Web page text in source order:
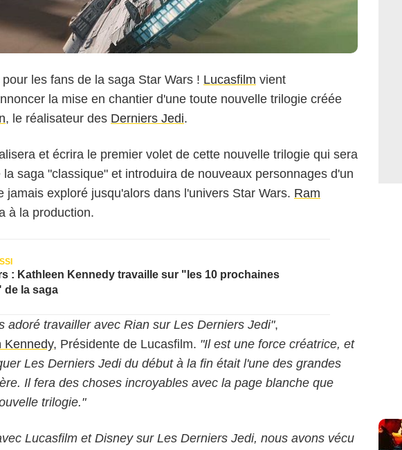
les fans de la saga Star Wars ! Lucasfilm vient
la mise en chantier d'une toute nouvelle trilogie créée
, le réalisateur des Derniers Jedi.
et écrira le premier volet de cette nouvelle trilogie qui sera
saga "classique" et introduira de nouveaux personnages d'un
jamais exploré jusqu'alors dans l'univers Star Wars. Ram
à la production.
: Kathleen Kennedy travaille sur "les 10 prochaines
de la saga
adoré travailler avec Rian sur Les Derniers Jedi",
Kennedy, Présidente de Lucasfilm. "Il est une force créatrice, et
Les Derniers Jedi du début à la fin était l'une des grandes
Il fera des choses incroyables avec la page blanche que
trilogie."
Lucasfilm et Disney sur Les Derniers Jedi, nous avons vécu